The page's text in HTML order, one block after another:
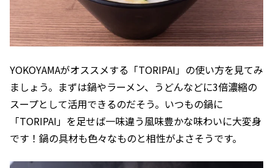
YOKOYAMAがオススメする「TORIPAI」の使い方を見てみ
ましょう。まずは鍋やラーメン、うどんなどに3倍濃縮の
スープとして活用できるのだそう。いつもの鍋に
「TORIPAI」を足せば一味違う風味豊かな味わいに大変身
です！鍋の具材も色々なものと相性がよさそうです。